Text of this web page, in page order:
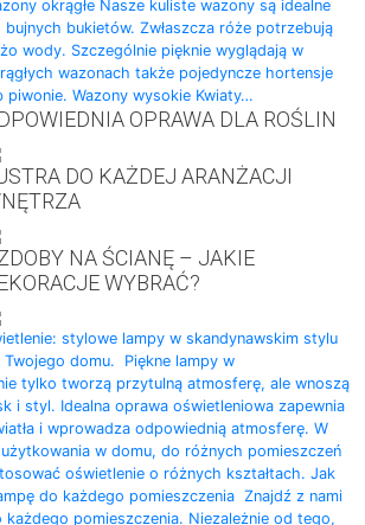
okrągłe Nasze kuliste wazony są idealne
bujnych bukietów. Zwłaszcza róże potrzebują
wody. Szczególnie pięknie wyglądają w
wazonach także pojedyncze hortensje
piwonie. Wazony wysokie Kwiaty…
OPRAWA DLA ROŚLIN
DO KAŻDEJ ARANŻACJI
NA ŚCIANĘ – JAKIE
WYBRAĆ?
stylowe lampy w skandynawskim stylu
Twojego domu. Piękne lampy w
tylko tworzą przytulną atmosferę, ale wnoszą
i styl. Idealna oprawa oświetleniowa zapewnia
i wprowadza odpowiednią atmosferę. W
w domu, do różnych pomieszczeń
oświetlenie o różnych kształtach. Jak
do każdego pomieszczenia Znajdź z nami
pomieszczenia. Niezależnie od tego,